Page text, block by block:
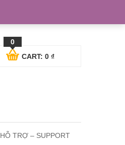
0
CART: 0 ₫
HỖ TRỢ – SUPPORT